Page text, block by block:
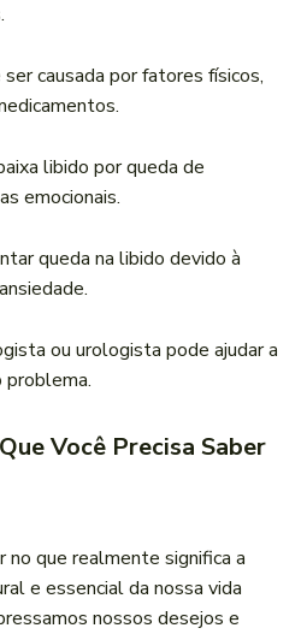
causada por fatores físicos,
libido por queda de
emocionais.
queda na libido devido à
ou urologista pode ajudar a
Você Precisa Saber
no que realmente significa a
e essencial da nossa vida
nossos desejos e